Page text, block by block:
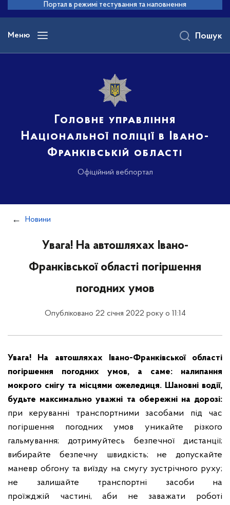
основного
вмісту
Портал в режимі тестування та наповнення
Меню
Головне управління
Національної поліції в Івано-
Франківській області
Офіційний вебпортал
Пошук
Новини
Увага! На автошляхах Івано-
Франківської області погіршення
погодних умов
Опубліковано 22 січня 2022 року о 11:14
Увага! На автошляхах Івано-Франківської області
погіршення погодних умов, а саме: налипання
мокрого снігу та місцями ожеледиця. Шановні водії,
будьте максимально уважні та обережні на дорозі:
при керуванні транспортними засобами під час
погіршення погодних умов уникайте різкого
гальмування; дотримуйтесь безпечної дистанції;
вибирайте безпечну швидкість; не допускайте
маневр обгону та виїзду на смугу зустрічного руху;
не залишайте транспортні засоби на
проїжджій частині, аби не заважати роботі